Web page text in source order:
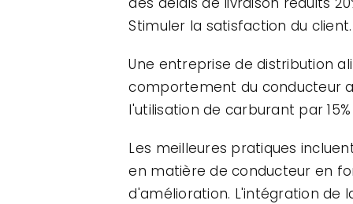
Stimuler la satisfaction du client.
Une entreprise de distribution
comportement du conducteur
l'utilisation de carburant par
Les meilleures pratiques
en matière de conducteur en
d'amélioration. L'intégration de